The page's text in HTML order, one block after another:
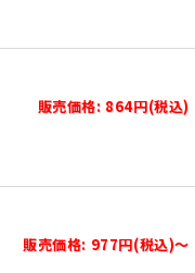
販売価格: 864円(税込)
販売価格: 977円(税込)～